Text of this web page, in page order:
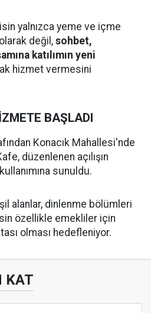
yalnızca yeme ve içme
değil, sohbet,
katılımın yeni
hizmet vermesini
BAŞLADI
Konacık Mahallesi'nde
düzenlenen açılışın
sunuldu.
alanlar, dinlenme bölümleri
özellikle emekliler için
olması hedefleniyor.
KAT